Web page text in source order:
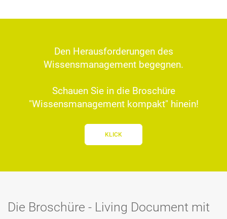
Den Herausforderungen des
Wissensmanagement begegnen.
Schauen Sie in die Broschüre
"Wissensmanagement kompakt" hinein!
KLICK
Die Broschüre - Living Document mit